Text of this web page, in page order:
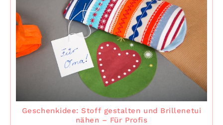
Geschenkidee: Stoff gestalten und Brillenetui
nähen – Für Profis